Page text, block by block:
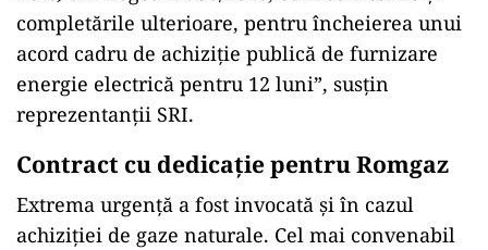
completările ulterioare, pentru încheierea unui
acord cadru de achiziție publică de furnizare
energie electrică pentru 12 luni”, susțin
reprezentanții SRI.
Contract cu dedicație pentru Romgaz
Extrema urgență a fost invocată și în cazul
achiziției de gaze naturale. Cel mai convenabil